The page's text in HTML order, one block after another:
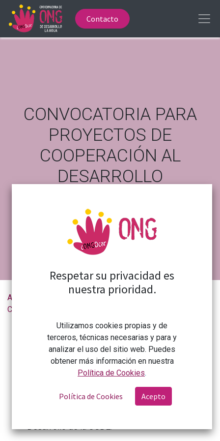
Contacto
CONVOCATORIA PARA
PROYECTOS DE
COOPERACIÓN AL
DESARROLLO
AGENDA 2030 GOBIERNO DE LA RIOJA
Actualidad de la
CONGDCAR
CONVOCATORIA PARA PROYECTOS DE COOPERACIÓN AL DESARROLLO
Subvención que están destinadas a financiar la
ejecución de los proyectos de cooperación,
entendidos como conjunto de actuaciones que
tengan como finalidad contribuir al desarrollo
humano, social o económico de la población de
los países socios catalogados como receptores
Respetar su privacidad es
nuestra prioridad.
Utilizamos cookies propias y de
terceros, técnicas necesarias y para y
analizar el uso del sitio web. Puedes
obtener más información en nuestra
Política de Cookies.
Política de Cookies Acepto